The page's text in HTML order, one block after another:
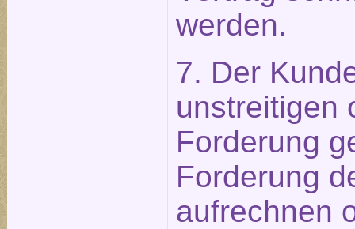
werden.
7. Der
unstreitigen
Forderung
Forderung
aufrechnen